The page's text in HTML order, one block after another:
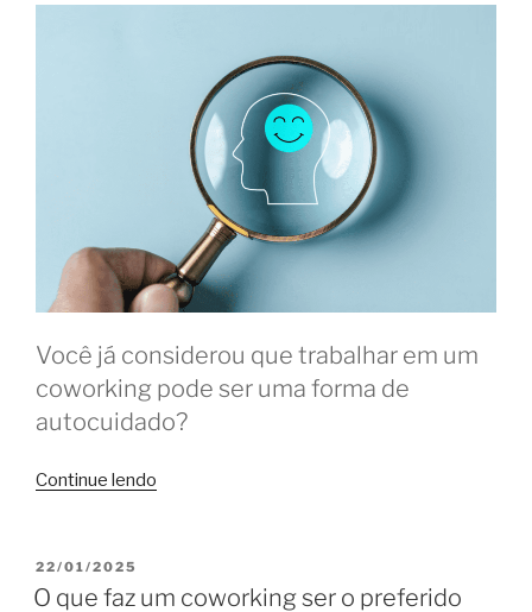
coworking?”
Você já considerou que trabalhar em um
coworking pode ser uma forma de
autocuidado?
Continue lendo
o
PUBLICADO
EM
22/01/2025
O que faz um coworking ser o preferido